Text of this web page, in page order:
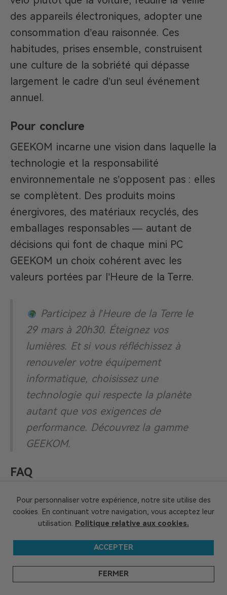
des appareils électroniques, adopter une
consommation d’eau raisonnée. Ces
habitudes, prises ensemble, construisent
une culture de la sobriété qui dépasse
largement le cadre d’un seul événement
annuel.
Pour conclure
GEEKOM incarne une vision dans laquelle la
technologie et la responsabilité
environnementale ne s’opposent pas : elles
se complètent. Des produits moins
énergivores, des matériaux recyclés, des
emballages responsables — autant de
décisions qui font de chaque mini PC
GEEKOM un choix cohérent avec les
valeurs portées par l’Heure de la Terre.
Participez à l’Heure de la Terre le
29 mars à 20h30. Éteignez vos
lumières. Et si vous réfléchissez à
renouveler votre équipement
informatique, choisissez une
technologie qui respecte la planète
autant que vos exigences de
performance. Découvrez la gamme
GEEKOM.
FAQ
la Terre ?
L’Heure de la Terre vise à sensibiliser le
grand public aux enjeux du changement
climatique et à encourager des
comportements durables. Elle fédère
Pour personnaliser votre expérience, notre site utilise des
cookies. En continuant votre navigation, vous acceptez leur
utilisation. Politique relative aux cookies.
ACCEPTER
FERMER